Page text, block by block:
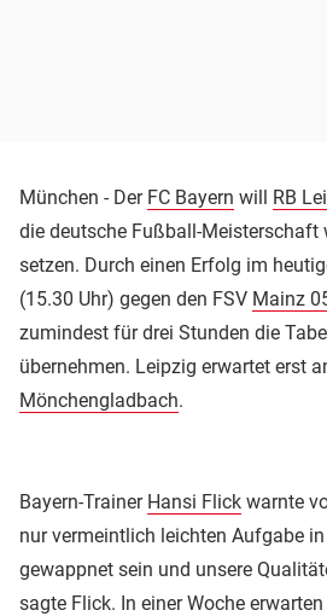
München - Der FC Bayern will RB
die deutsche Fußball-Meisterschaft
setzen. Durch einen Erfolg im
(15.30 Uhr) gegen den FSV Mainz
zumindest für drei Stunden die
übernehmen. Leipzig erwartet erst
Mönchengladbach.
Bayern-Trainer Hansi Flick warnte
nur vermeintlich leichten Aufgabe
gewappnet sein und unsere
sagte Flick. In einer Woche